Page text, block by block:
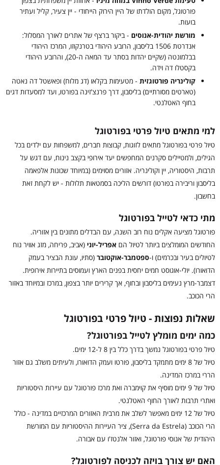
פורטוגל, מקום הולדתו של היין הירוק הייחודי - יין צעיר, קליל ועתיר
בועות.
מורשת יהודית-אנוסים - ביקור ברצף של אתרים לאורך המסלול:
אנדרטת 1506 בליסבון, הרובע היהודי בטרנקוזו, המרכז היהודי
בבלמונטה (שקיים יהדות בסתר עד המאה ה-20), והרובע היהודי
בקסטלו דה וידה.
קולינריה פורטוגזית - מטעימות בקלאו (דג מלוח) ופאשטל דה נאטה
(טארטים מסורתיים) בליסבון, דרך פרנצ'זינה בפורטו, ועד למסעדות דגים
בחוף האטלנטי.
למי מתאים טיול פרטי בפורטוגל
טיול פרטי בפורטוגל מתאים לזוגות, קבוצות חברים, למשפחות עם ילדים בכל
הגילים, ולמטיילים סקרנים המחפשים יעד אירופי בקצב נינוח, עם דגש על
תרבות, היסטוריה, יין וקולינריה. אזורים מסוימים (במיוחד שכונות אלפאמה
בליסבון וריבירה בפורטו) דורשים הליכה בסמטאות תלולות - יש לקחת זאת
בחשבון.
מתי כדאי לטייל בפורטוגל
פורטוגל מציעה אקלים נוח רוב השנה, עם הבדלים מתונים בין אזוריה.
החודשים המומלצים ביותר לטיול הם אפריל-יוני (אביב, פריחה, מזג אוויר נוח
לטיולים בעיר ובכרמים) ו-ספטמבר-אוקטובר (סתיו, עונת הבציר בעמק
הדואורו). יולי-אוגוסט חמים יחסית בפנים הארץ ועמוסים בתיירות אירופית.
דצמבר-מרץ נעימים בליסבון ובחוף, אך קרירים יותר בצפון, במרכז ובמיוחד באזור
הרי הכוכב.
שאלות נפוצות - טיול פרטי בפורטוגל
כמה ימים מומלץ לטייל בפורטוגל?
טיול פרטי בפורטוגל נמשך בדרך כלל בין 8 ל-12 ימים.
טיול של 8 ימים מתמקד בליסבון, פורטו ועמק הדואורו, ולעיתים משלב גם אזור
הררי במרכז המדינה.
טיול של 9 ימים מוסיף את קוימברה ואת מרכז פורטוגל עם עיירות היסטוריות
ואתרי תרבות לאורך החוף האטלנטי.
טיול של 12 ימים מאפשר לשלב את מרבית האזורים המרכזיים במדינה - כולל
הרי הכוכב (Serra da Estrela), ציר העיירות ההיסטוריות עם המורשת
היהודית של אנוסי פורטוגל, ואזור אלנטז'ו עם אבורה.
האם יש צורך בויזה לכניסה לפורטוגל?